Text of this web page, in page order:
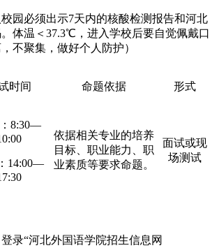
园必须出示7天内的核酸检测报告和河北
体温＜37.3℃，进入学校后要自觉佩戴口
不聚集，做好个人防护）
时间 命题依据 形式
：8:30—
14:00—
依据相关专业的培养
目标、职业能力、职
业素质等要求命题。
面试或现
场测试
录“河北外国语学院招生信息网